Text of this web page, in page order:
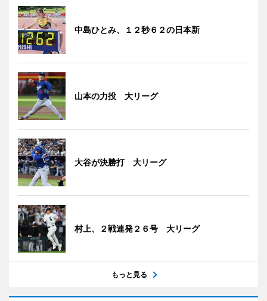
中島ひとみ、１２秒６２の日本新
山本の力投 大リーグ
大谷が決勝打 大リーグ
村上、２戦連発２６号 大リーグ
もっと見る